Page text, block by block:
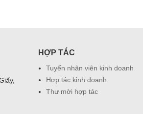
HỢP TÁC
Tuyển nhân viên kinh doanh
Hợp tác kinh doanh
Thư mời hợp tác